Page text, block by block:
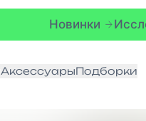
Исследовать
АксессуарыПодборки